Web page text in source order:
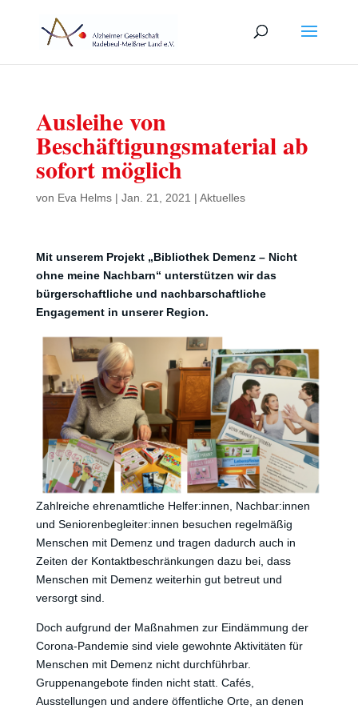
Ausleihe von
Beschäftigungsmaterial ab
sofort möglich
von Eva Helms| Jan. 21, 2021 | Aktuelles
Mit unserem Projekt „Bibliothek Demenz – Nicht
ohne meine Nachbarn“ unterstützen wir das
bürgerschaftliche und nachbarschaftliche
Engagement in unserer Region.
Zahlreiche ehrenamtliche Helfer:innen, Nachbar:innen
und Seniorenbegleiter:innen besuchen regelmäßig
Menschen mit Demenz und tragen dadurch auch in
Zeiten der Kontaktbeschränkungen dazu bei, dass
Menschen mit Demenz weiterhin gut betreut und
versorgt sind.
Doch aufgrund der Maßnahmen zur Eindämmung der
Corona-Pandemie sind viele gewohnte Aktivitäten für
Menschen mit Demenz nicht durchführbar.
Gruppenangebote finden nicht statt. Cafés,
Ausstellungen und andere öffentliche Orte, an denen